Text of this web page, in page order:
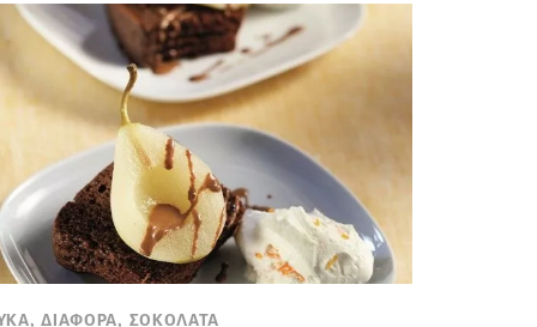
ΔΙΑΦΟΡΑ, ΣΟΚΟΛΑΤΑ